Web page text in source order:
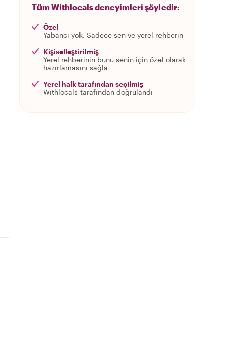
Tüm Withlocals deneyimleri şöyledir:
Özel
Yabancı yok. Sadece sen ve yerel rehberin
Kişiselleştirilmiş
Yerel rehberinin bunu senin için özel olarak
hazırlamasını sağla
Yerel halk tarafından seçilmiş
Withlocals tarafından doğrulandı